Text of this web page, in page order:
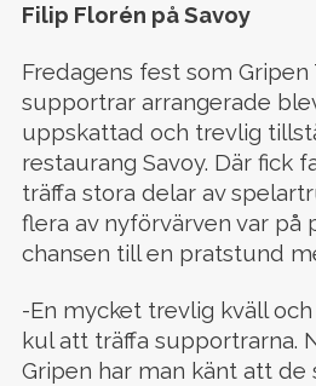
Filip Florén på Savoy
Fredagens fest som Gripen
supportrar arrangerade
uppskattad och trevlig
restaurang Savoy. Där fick
träffa stora delar av
flera av nyförvärven var på
chansen till en pratstund
-En mycket trevlig kväll
kul att träffa supportrarna.
Gripen har man känt att